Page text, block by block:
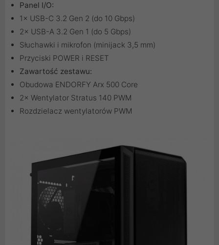
Panel I/O:
1× USB-C 3.2 Gen 2 (do 10 Gbps)
2× USB-A 3.2 Gen 1 (do 5 Gbps)
Słuchawki i mikrofon (minijack 3,5 mm)
Przyciski POWER i RESET
Zawartość zestawu:
Obudowa ENDORFY Arx 500 Core
2× Wentylator Stratus 140 PWM
Rozdzielacz wentylatorów PWM